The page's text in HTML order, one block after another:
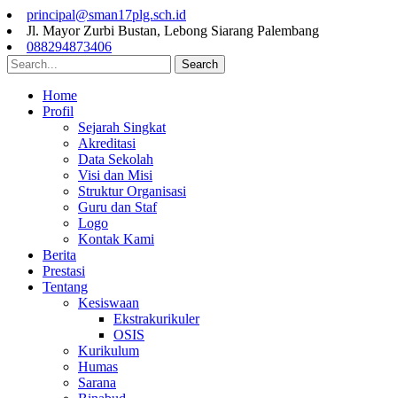
principal@sman17plg.sch.id
Jl. Mayor Zurbi Bustan, Lebong Siarang Palembang
088294873406
Search
Home
Profil
Sejarah Singkat
Akreditasi
Data Sekolah
Visi dan Misi
Struktur Organisasi
Guru dan Staf
Logo
Kontak Kami
Berita
Prestasi
Tentang
Kesiswaan
Ekstrakurikuler
OSIS
Kurikulum
Humas
Sarana